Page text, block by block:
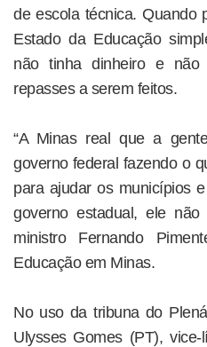
de escola técnica. Quando
Estado da Educação
não tinha dinheiro e não
repasses a serem feitos.
“A Minas real que a
governo federal fazendo o
para ajudar os municípios
governo estadual, ele
ministro Fernando
Educação em Minas.
No uso da tribuna do
Ulysses Gomes (PT),